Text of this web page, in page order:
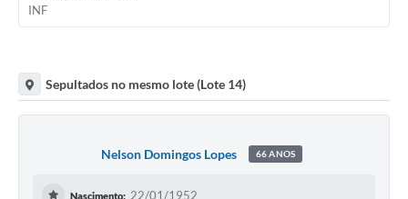
INF
Sepultados no mesmo lote (Lote 14)
Nelson Domingos Lopes 66 ANOS
Nascimento: 22/01/1952